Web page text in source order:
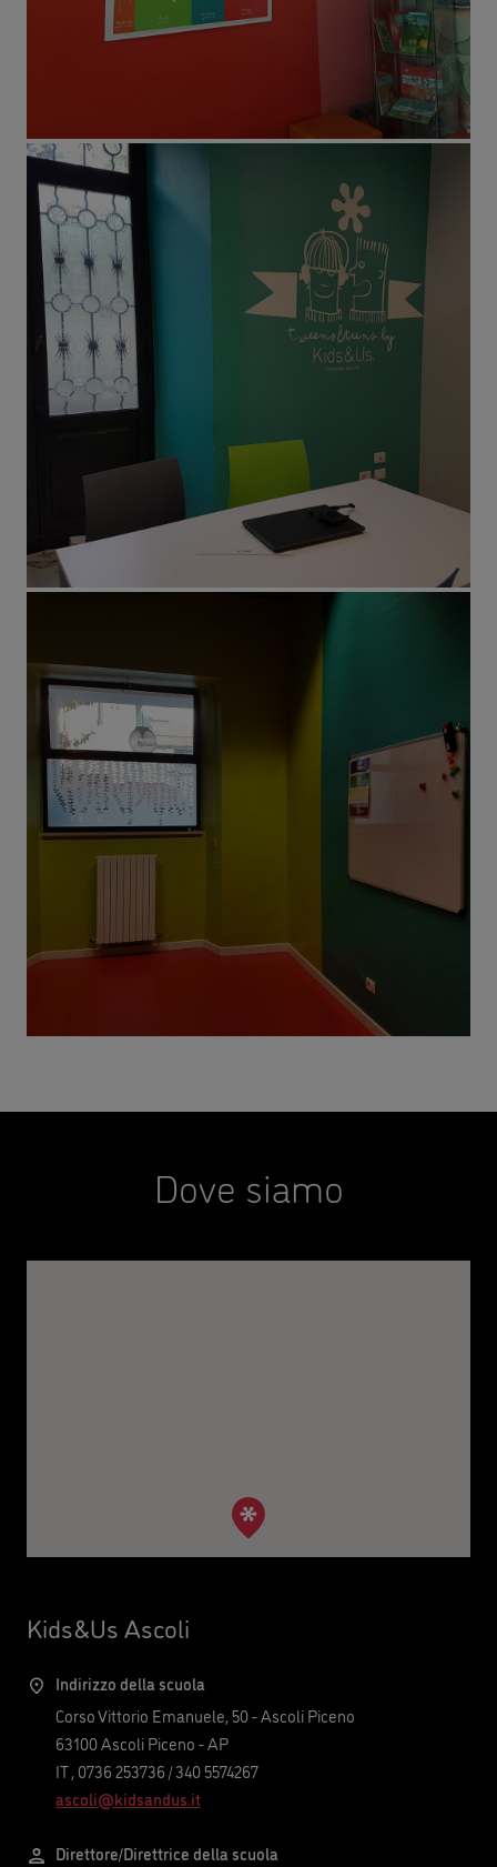
Dove siamo
Kids&Us Ascoli
Indirizzo della scuola
Corso Vittorio Emanuele, 50 - Ascoli Piceno
63100Ascoli Piceno-AP
IT,0736 253736/340 5574267
ascoli@kidsandus.it
Direttore/Direttrice della scuola